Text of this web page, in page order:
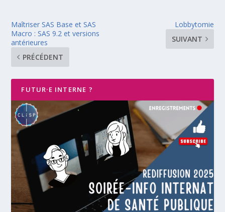
Maîtriser SAS Base et SAS
Macro : SAS 9.2 et versions
antérieures
PRÉCÉDENT
Lobbytomie
SUIVANT
FUTUR·E INTERNE ?